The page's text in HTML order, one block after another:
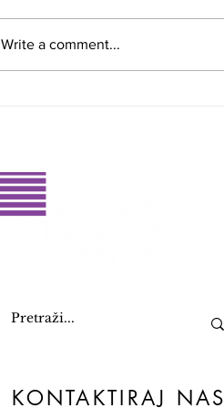
Write a comment...
KONTAKTIRAJ NAS